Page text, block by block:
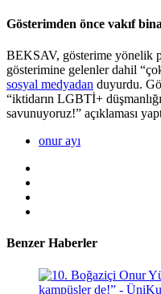
Gösterimden önce vakıf
BEKSAV, gösterime yönelik
gösterimine gelenler dahil
sosyal medyadan duyurdu.
“iktidarın LGBTİ+
savunuyoruz!” açıklaması
onur ayı
Benzer Haberler